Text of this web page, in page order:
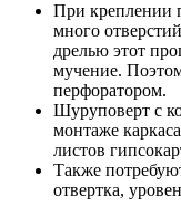
При креплении
много
дрелью этот
мучение.
перфоратором.
Шуруповерт с
монтаже
листов
Также
отвертка,